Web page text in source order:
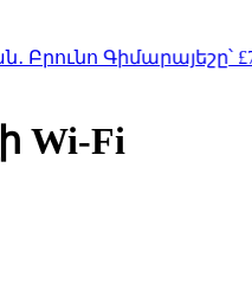
£75 մլն-ով
Wi-Fi